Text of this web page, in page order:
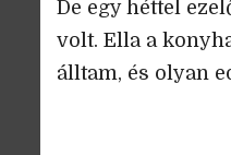
De egy héttel
volt. Ella a
álltam, és olyan